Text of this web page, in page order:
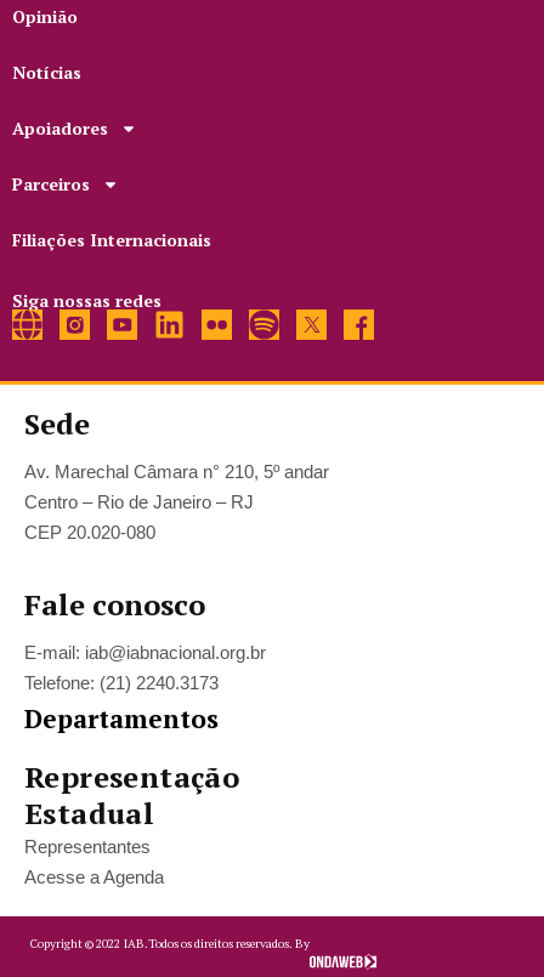
Opinião
Notícias
Apoiadores
Parceiros
Filiações Internacionais
Siga nossas redes
Sede
Av. Marechal Câmara n° 210, 5º andar
Centro – Rio de Janeiro – RJ
CEP 20.020-080
Fale conosco
E-mail: iab@iabnacional.org.br
Telefone: (21) 2240.3173
Departamentos
Representação
Estadual
Representantes
Acesse a Agenda
Copyright ©2022 IAB.Todos os direitos reservados. By